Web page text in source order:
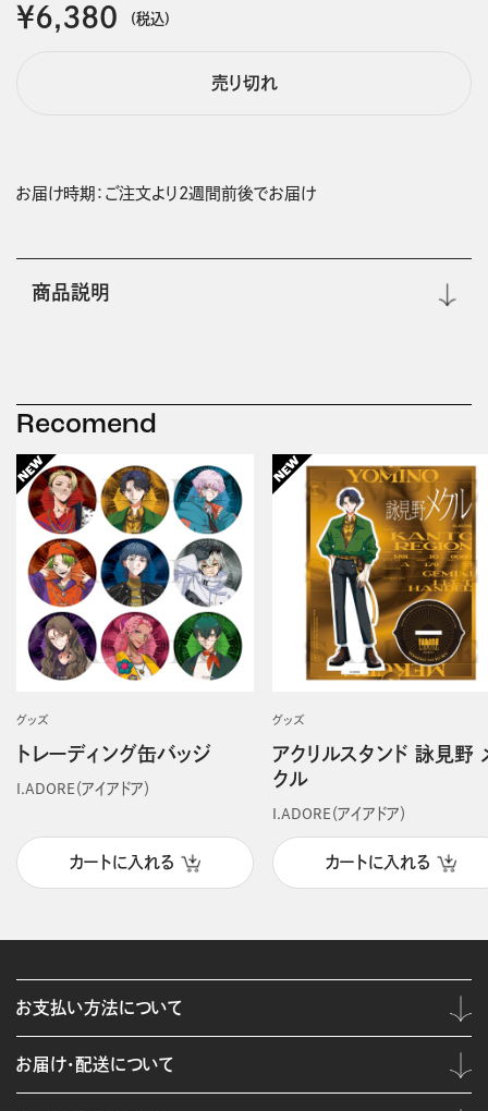
￥6,380 (税込)
売り切れ
お届け時期：ご注文より2週間前後でお届け
商品説明
Recomend
グッズ
トレーディング缶バッジ
I.ADORE（アイアドア）
カートに入れる
グッズ
アクリルスタンド 詠見野
クル
I.ADORE（アイアドア）
カートに入れる
お支払い方法について
お届け・配送について